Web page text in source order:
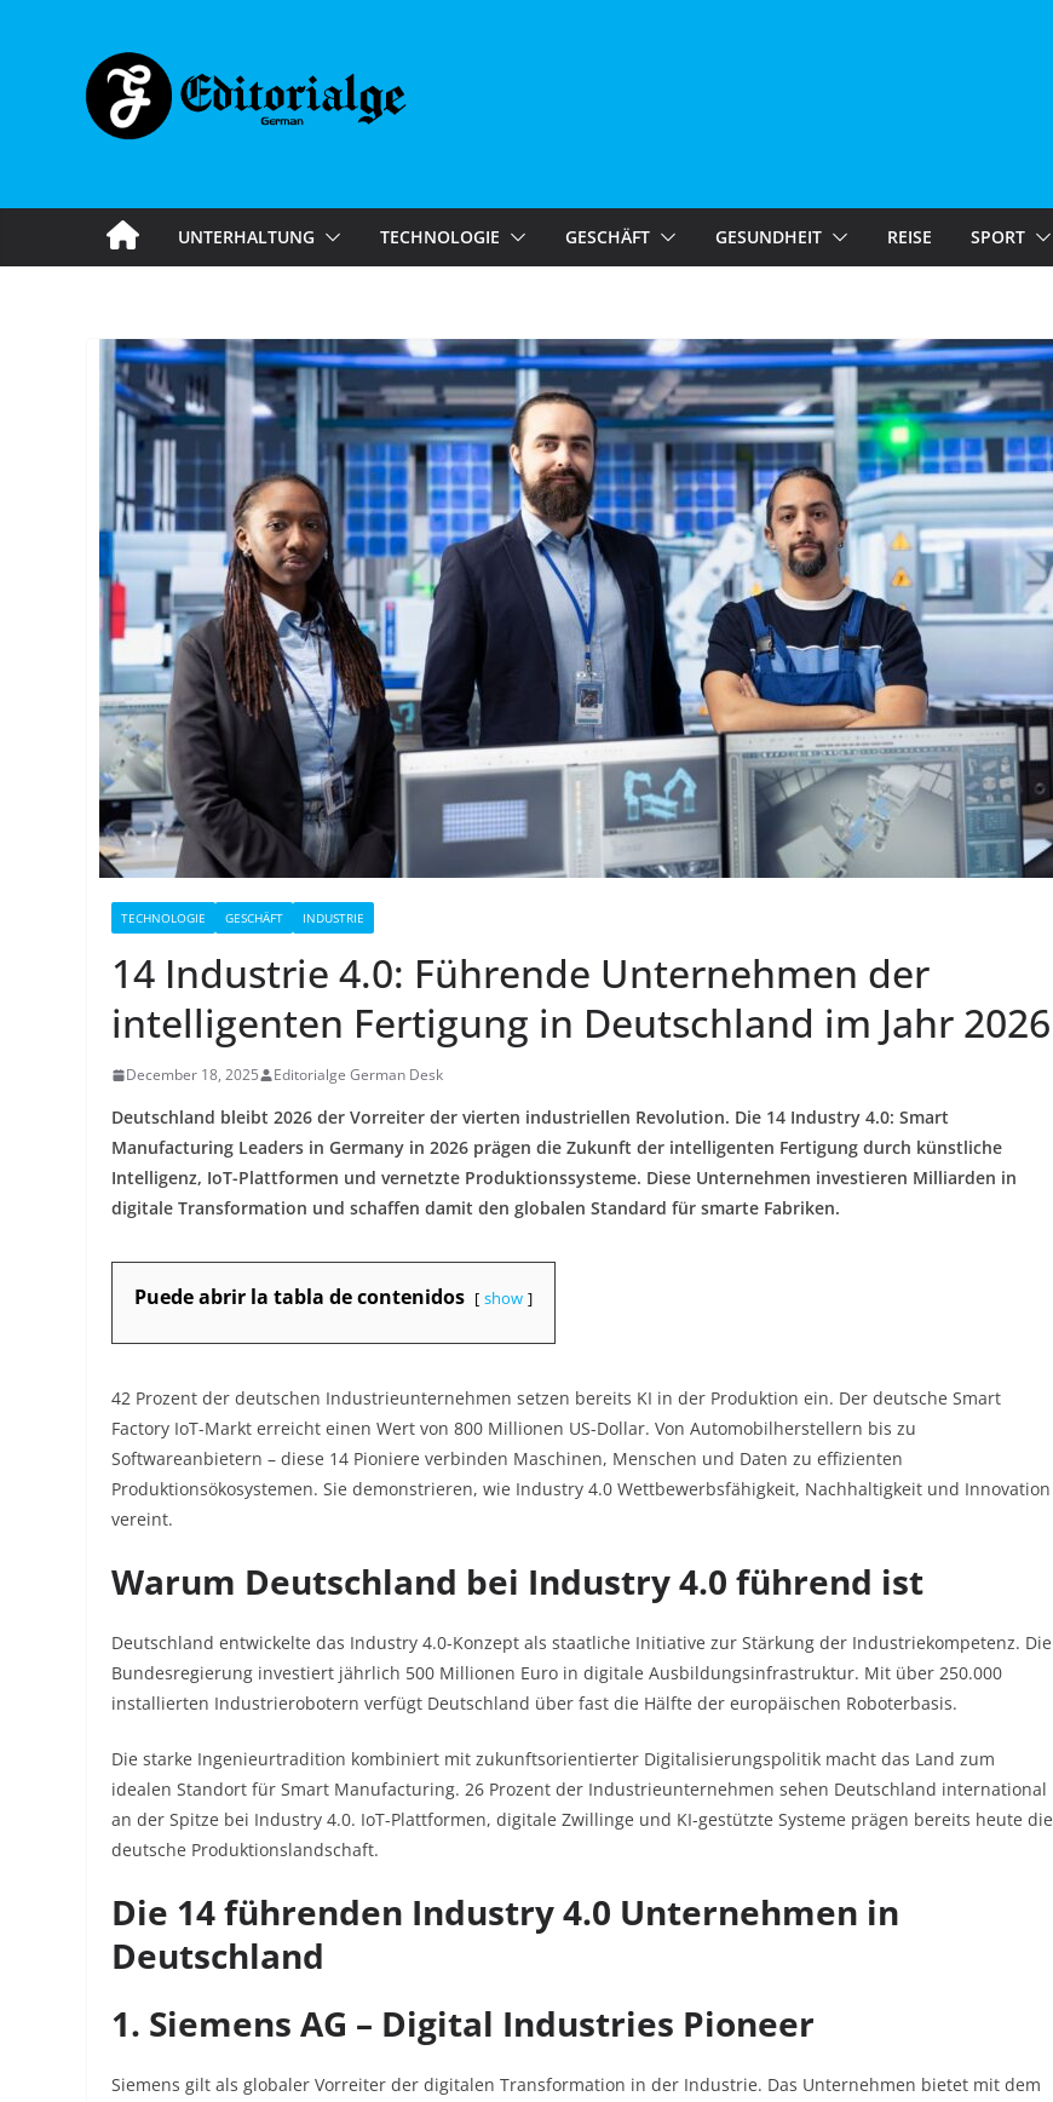
UNTERHALTUNG TECHNOLOGIE GESCHÄFT GESUNDHEIT REISE SPORT
TECHNOLOGIE GESCHÄFT INDUSTRIE
14 Industrie 4.0: Führende Unternehmen der
intelligenten Fertigung in Deutschland im Jahr 2026
December 18, 2025 Editorialge German Desk
Deutschland bleibt 2026 der Vorreiter der vierten industriellen Revolution. Die 14 Industry 4.0: Smart
Manufacturing Leaders in Germany in 2026 prägen die Zukunft der intelligenten Fertigung durch künstliche
Intelligenz, IoT-Plattformen und vernetzte Produktionssysteme. Diese Unternehmen investieren Milliarden in
digitale Transformation und schaffen damit den globalen Standard für smarte Fabriken.​
Puede abrir la tabla de contenidos show
42 Prozent der deutschen Industrieunternehmen setzen bereits KI in der Produktion ein. Der deutsche Smart
Factory IoT-Markt erreicht einen Wert von 800 Millionen US-Dollar. Von Automobilherstellern bis zu
Softwareanbietern – diese 14 Pioniere verbinden Maschinen, Menschen und Daten zu effizienten
Produktionsökosystemen. Sie demonstrieren, wie Industry 4.0 Wettbewerbsfähigkeit, Nachhaltigkeit und Innovation
vereint.​
Warum Deutschland bei Industry 4.0 führend ist
Deutschland entwickelte das Industry 4.0-Konzept als staatliche Initiative zur Stärkung der Industriekompetenz. Die
Bundesregierung investiert jährlich 500 Millionen Euro in digitale Ausbildungsinfrastruktur. Mit über 250.000
installierten Industrierobotern verfügt Deutschland über fast die Hälfte der europäischen Roboterbasis.​
Die starke Ingenieurtradition kombiniert mit zukunftsorientierter Digitalisierungspolitik macht das Land zum
idealen Standort für Smart Manufacturing. 26 Prozent der Industrieunternehmen sehen Deutschland international
an der Spitze bei Industry 4.0. IoT-Plattformen, digitale Zwillinge und KI-gestützte Systeme prägen bereits heute die
deutsche Produktionslandschaft.​
Die 14 führenden Industry 4.0 Unternehmen in
Deutschland
1. Siemens AG – Digital Industries Pioneer
Siemens gilt als globaler Vorreiter der digitalen Transformation in der Industrie. Das Unternehmen bietet mit dem